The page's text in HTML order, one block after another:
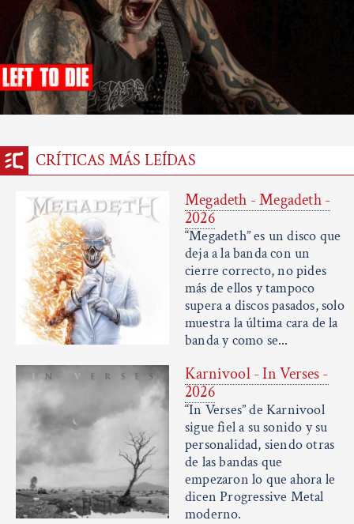
CRÍTICAS MÁS LEÍDAS
Megadeth - Megadeth -
2026
“Megadeth” es un disco que
deja a la banda con un
cierre correcto, no pides
más de ellos y tampoco
supera a discos pasados, solo
muestra la última cara de la
banda y como se...
Karnivool - In Verses -
2026
“In Verses” de Karnivool
sigue fiel a su sonido y su
personalidad, siendo otras
de las bandas que
empezaron lo que ahora le
dicen Progressive Metal
moderno.